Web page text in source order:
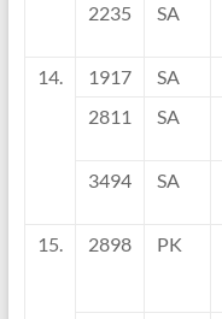
2235 SA
14. 1917 SA
2811
SA
3494 SA
15. 2898 PK